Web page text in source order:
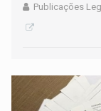
Publicações